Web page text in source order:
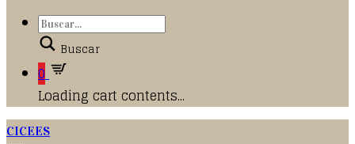
Buscar
0
Loading cart contents...
CICEES